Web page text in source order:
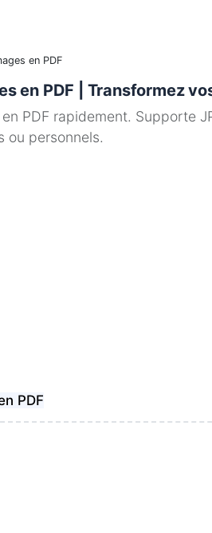
en PDF
en PDF | Transformez
PDF rapidement. Supporte
ou personnels.
PDF